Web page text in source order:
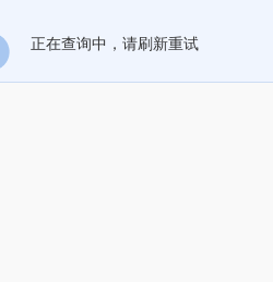
正在查询中，请刷新重试